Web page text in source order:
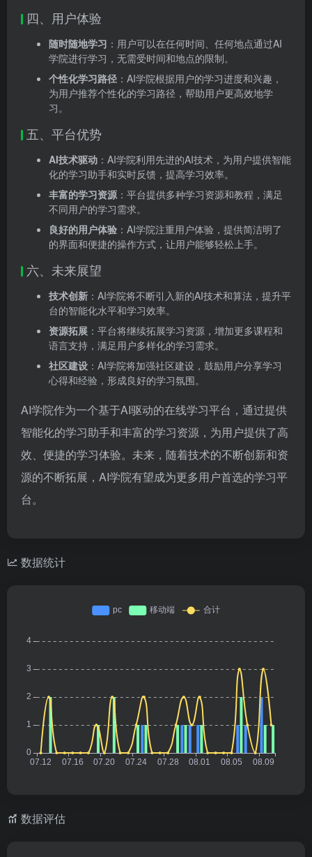
四、用户体验
随时随地学习 ：用户可以在任何时间、任何地点通过AI
学院进行学习，无需受时间和地点的限制。
个性化学习路径 ：AI学院根据用户的学习进度和兴趣，
为用户推荐个性化的学习路径，帮助用户更高效地学
习。
五、平台优势
AI技术驱动 ：AI学院利用先进的AI技术，为用户提供智能
化的学习助手和实时反馈，提高学习效率。
丰富的学习资源：平台提供多种学习资源和教程，满足
不同用户的学习需求。
良好的用户体验 ：AI学院注重用户体验，提供简洁明了
的界面和便捷的操作方式，让用户能够轻松上手。
六、未来展望
技术创新 ：AI学院将不断引入新的AI技术和算法，提升平
台的智能化水平和学习效率。
资源拓展 ：平台将继续拓展学习资源，增加更多课程和
语言支持，满足用户多样化的学习需求。
社区建设 ：AI学院将加强社区建设，鼓励用户分享学习
心得和经验，形成良好的学习氛围。
AI学院作为一个基于AI驱动的在线学习平台，通过提供
智能化的学习助手和丰富的学习资源，为用户提供了高
效、便捷的学习体验。未来，随着技术的不断创新和资
源的不断拓展，AI学院有望成为更多用户首选的学习平
台。
数据统计
数据评估